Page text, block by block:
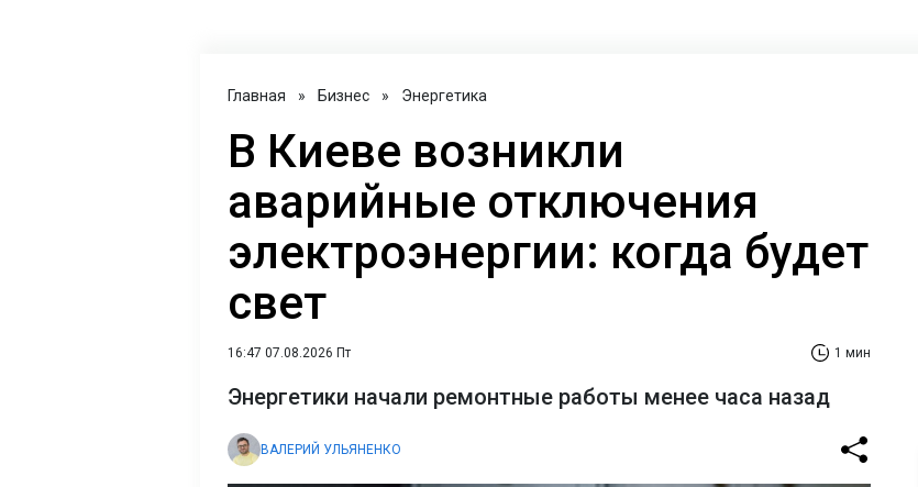
Главная » Бизнес » Энергетика
В Киеве возникли
аварийные отключения
электроэнергии: когда будет
свет
16:47 07.08.2026 Пт 1 мин
Энергетики начали ремонтные работы менее часа назад
ВАЛЕРИЙ УЛЬЯНЕНКО